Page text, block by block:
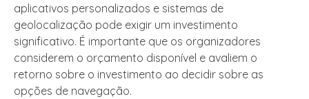
aplicativos personalizados e sistemas de
geolocalização pode exigir um investimento
significativo. É importante que os organizadores
considerem o orçamento disponível e avaliem o
retorno sobre o investimento ao decidir sobre as
opções de navegação.